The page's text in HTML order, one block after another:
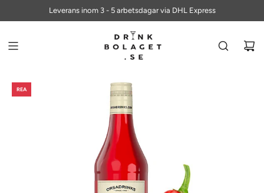
Leverans inom 3 - 5 arbetsdagar via DHL Express
ALLTID FRI FRAKT PÅ BESTÄLLNINGAR ÖVER 700 KR
REA